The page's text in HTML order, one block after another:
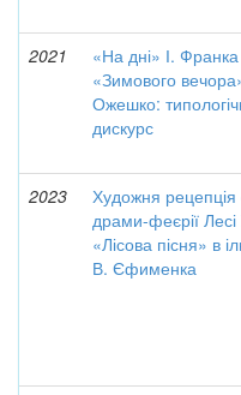
2021
«На дні» І.
«Зимового
Ожешко:
дискурс
2023
Художня рецепція
драми-феєрії Лесі
«Лісова пісня» в
В. Єфименка